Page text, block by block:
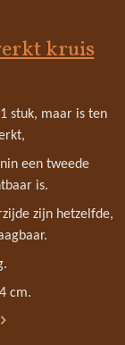
kruis
stuk, maar is ten
een tweede
is.
zijn hetzelfde,
cm.